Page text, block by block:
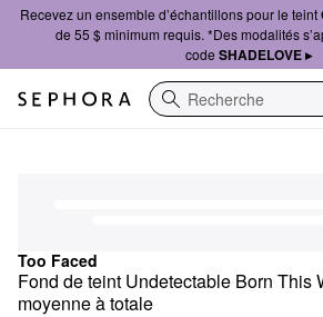
Recevez un ensemble d’échantillons pour le teint
de 55 $ minimum requis. *Des modalités
code SHADELOVE ▸
Recherche
Too Faced
Fond de teint Undetectable Born This
moyenne à totale